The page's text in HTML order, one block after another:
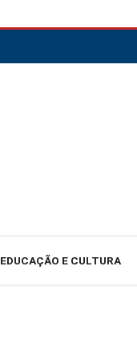
EDUCAÇÃO E CULTURA